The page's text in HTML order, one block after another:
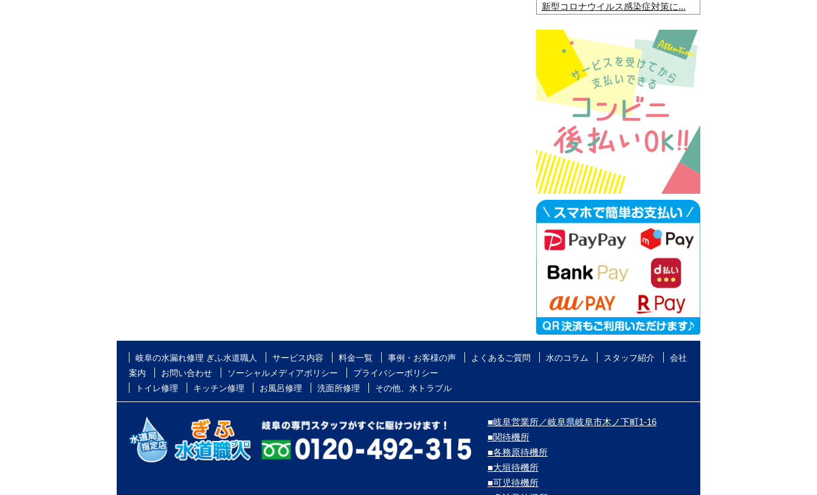
新型コロナウイルス感染症対策に...
岐阜の水漏れ修理 ぎふ水道職人 サービス内容 料金一覧 事例・お客様の声 よくあるご質問 水のコラム スタッフ紹介
会社
案内
お問い合わせ ソーシャルメディアポリシー
プライバシーポリシー
トイレ修理
キッチン修理 お風呂修理 洗面所修理 その他、水トラブル
■岐阜営業所／岐阜県岐阜市木ノ下町1-16
■関待機所
■各務原待機所
■大垣待機所
■可児待機所